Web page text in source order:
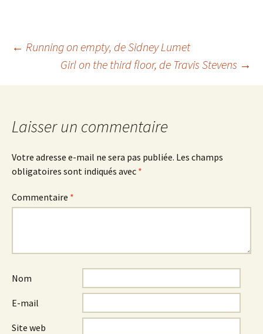
Navigation
des
articles
← Running on empty, de Sidney Lumet
Girl on the third floor, de Travis Stevens →
Laisser un commentaire
Votre adresse e-mail ne sera pas publiée. Les champs
obligatoires sont indiqués avec *
Commentaire *
Nom
E-mail
Site web